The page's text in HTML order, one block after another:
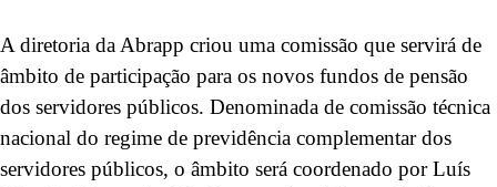
A diretoria da Abrapp criou uma comissão que servirá de
âmbito de participação para os novos fundos de pensão
dos servidores públicos. Denominada de comissão técnica
nacional do regime de previdência complementar dos
servidores públicos, o âmbito será coordenado por Luís